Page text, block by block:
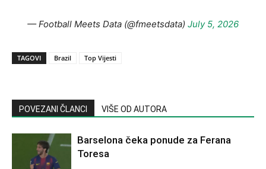
— Football Meets Data (@fmeetsdata) July 5, 2026
TAGOVI Brazil Top Vijesti
POVEZANI ČLANCI VIŠE OD AUTORA
Barselona čeka ponude za Ferana
Toresa